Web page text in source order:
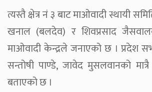
त्यस्तै क्षेत्र नं ३ बाट माओवादी स्थायी
खनाल (बलदेव) र शिवप्रसाद
माओवादी केन्द्रले जनाएको छ । प्रदेश
सन्तोषी पाण्डे, जावेद मुसलवानको
बताएको छ ।